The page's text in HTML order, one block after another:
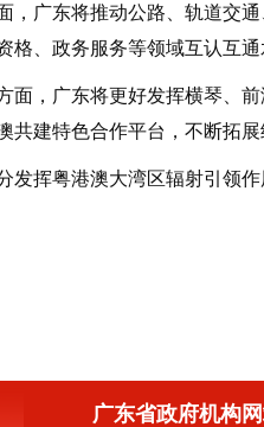
广东将推动公路、轨道交通
格、政务服务等领域互认互
，广东将更好发挥横琴、前
共建特色合作平台，不断拓展
粤港澳大湾区辐射引领作
广东省政府机构